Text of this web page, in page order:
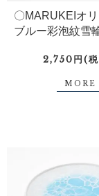
〇MARUKEIオ
ブルー彩泡紋雪
2,750円(
MORE